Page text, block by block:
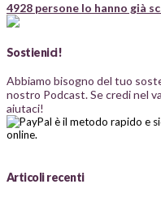
4928 persone lo hanno già
Sostienici!
Abbiamo bisogno del tuo
nostro Podcast. Se credi nel
aiutaci!
Articoli recenti